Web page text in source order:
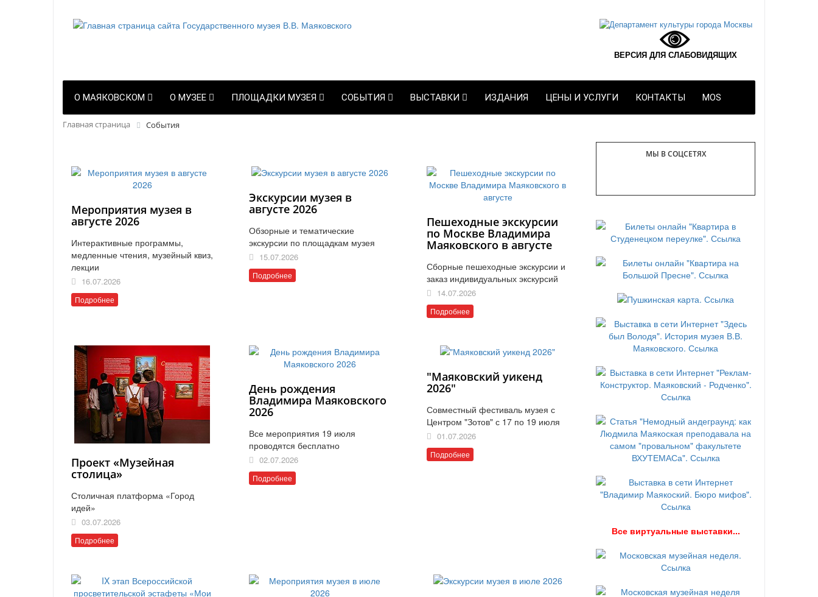
ВЕРСИЯ ДЛЯ СЛАБОВИДЯЩИХ
О МАЯКОВСКОМ О МУЗЕЕ ПЛОЩАДКИ МУЗЕЯ СОБЫТИЯ ВЫСТАВКИ ИЗДАНИЯ ЦЕНЫ И УСЛУГИ КОНТАКТЫ MOS
Главная страница События
Мероприятия музея в
августе 2026
Интерактивные программы,
медленные чтения, музейный квиз,
лекции
16.07.2026
Подробнее
Экскурсии музея в
августе 2026
Обзорные и тематические
экскурсии по площадкам музея
15.07.2026
Подробнее
Пешеходные экскурсии
по Москве Владимира
Маяковского в августе
Сборные пешеходные экскурсии и
заказ индивидуальных экскурсий
14.07.2026
Подробнее
Проект «Музейная
столица»
Столичная платформа «Город
идей»
03.07.2026
Подробнее
День рождения
Владимира Маяковского
2026
Все мероприятия 19 июля
проводятся бесплатно
02.07.2026
Подробнее
"Маяковский уикенд
2026"
Совместный фестиваль музея с
Центром "Зотов" с 17 по 19 июля
01.07.2026
Подробнее
МЫ В СОЦСЕТЯХ
Все виртуальные выставки...